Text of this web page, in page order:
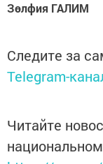
Зөлфия ГАЛИМ
Следите за
Telegram-
Читайте